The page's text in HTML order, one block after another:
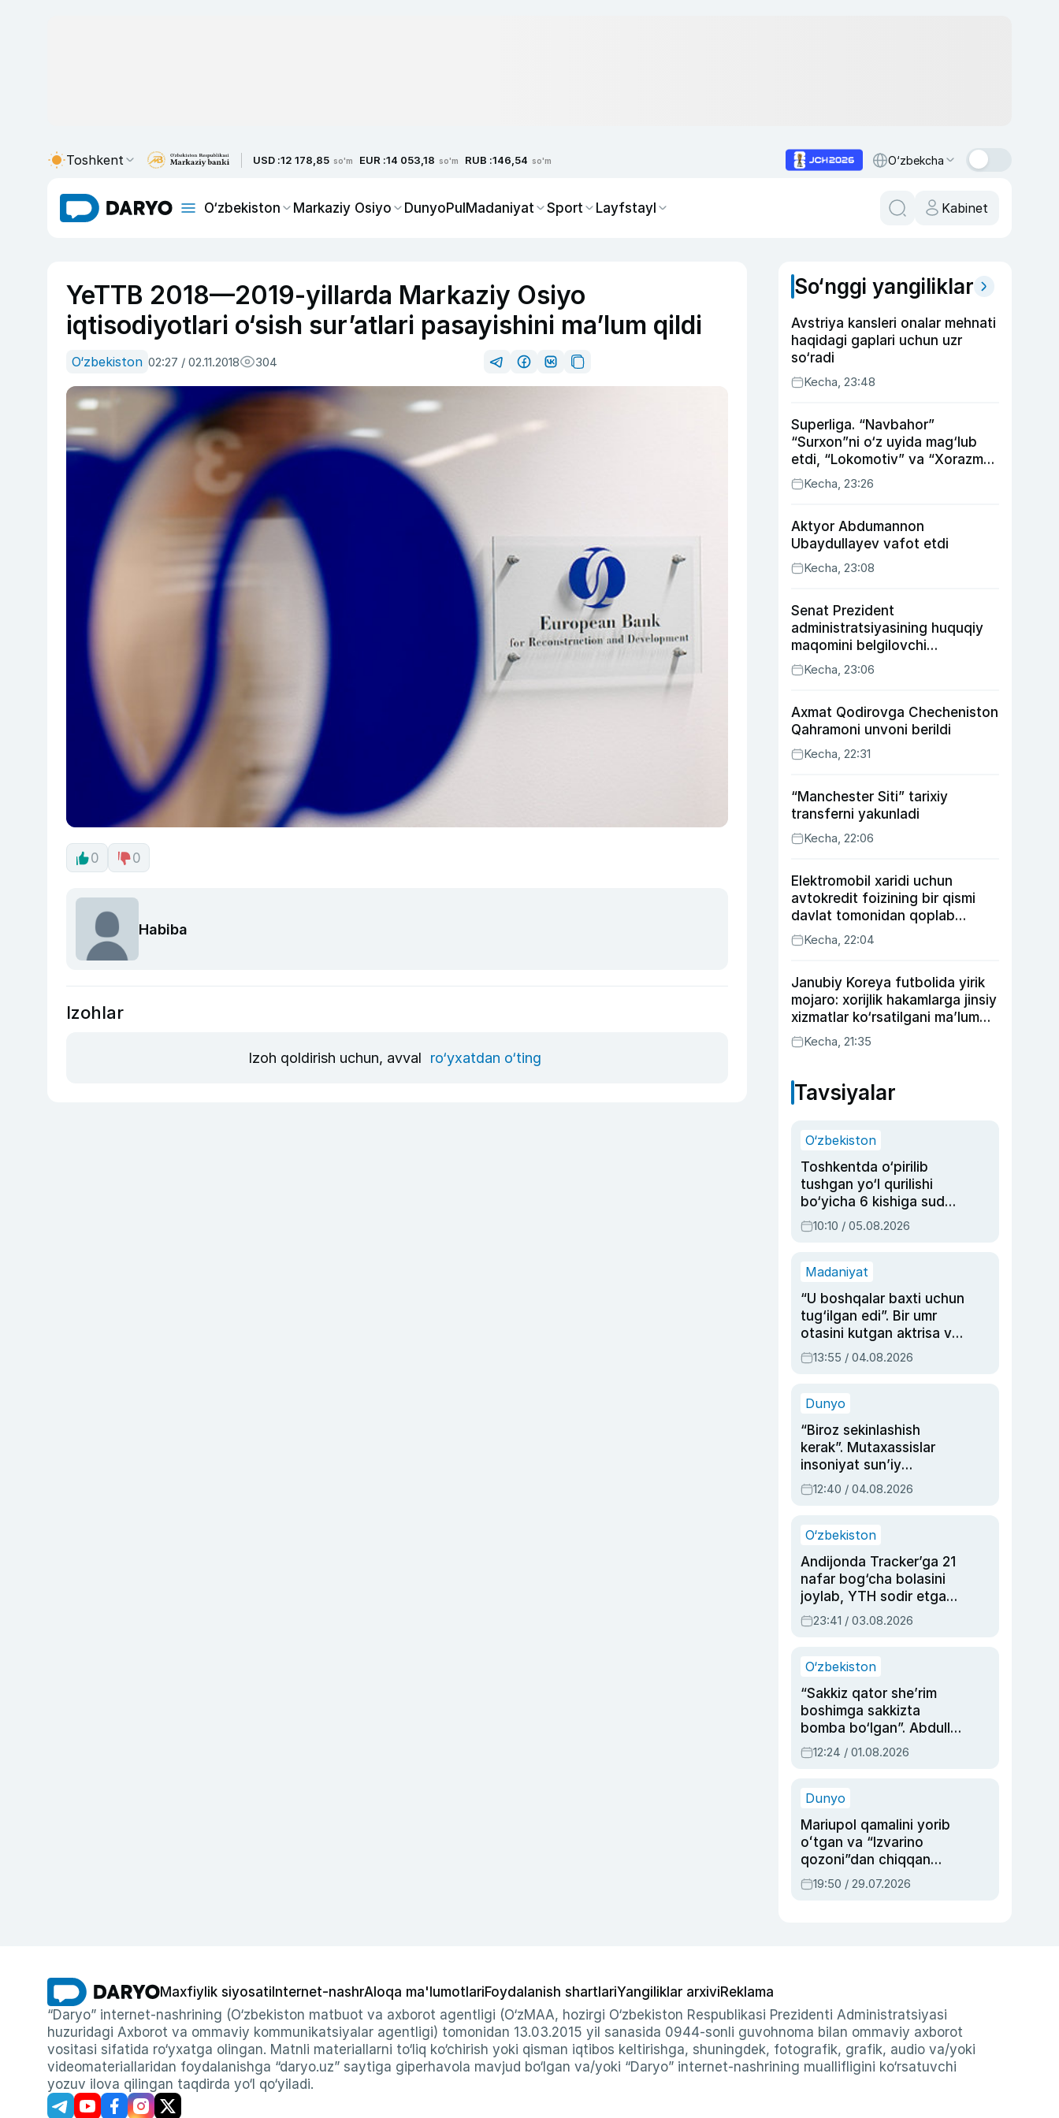
Toshkent USD :12 178,85 so'm EUR :14 053,18 so'm RUB :146,54 so'm O‘zbekcha
O‘zbekiston Markaziy Osiyo DunyoPulMadaniyat Sport Layfstayl Kabinet
YeTTB 2018—2019-yillarda Markaziy Osiyo
iqtisodiyotlari o‘sish sur’atlari pasayishini ma’lum qildi
O‘zbekiston 02:27 / 02.11.2018 304
0 0
Habiba
Izohlar
Izoh qoldirish uchun, avval ro‘yxatdan o‘ting
So‘nggi yangiliklar
Avstriya kansleri onalar mehnati
haqidagi gaplari uchun uzr
so‘radi
Kecha, 23:48
Superliga. “Navbahor”
“Surxon”ni o‘z uyida mag‘lub
etdi, “Lokomotiv” va “Xorazm”
uyda g‘alaba qozondi
Kecha, 23:26
Aktyor Abdu­mannon
Ubaydullayev vafot etdi
Kecha, 23:08
Senat Prezident
administratsiyasining huquqiy
maqomini belgilovchi
konstitutsiyaviy qonunni
ma’qulladi
Kecha, 23:06
Axmat Qodirovga Checheniston
Qahramoni unvoni berildi
Kecha, 22:31
“Manchester Siti” tarixiy
transferni yakunladi
Kecha, 22:06
Elektromobil xaridi uchun
avtokredit foizining bir qismi
davlat tomonidan qoplab
berilishi mumkin
Kecha, 22:04
Janubiy Koreya futbolida yirik
mojaro: xorijlik hakamlarga jinsiy
xizmatlar ko‘rsatilgani ma’lum
qilindi
Kecha, 21:35
Tavsiyalar
O‘zbekiston
Toshkentda o‘pirilib
tushgan yo‘l qurilishi
bo‘yicha 6 kishiga sud
hukmi o‘qildi
10:10 / 05.08.2026
Madaniyat
“U boshqalar baxti uchun
tug‘ilgan edi”. Bir umr
otasini kutgan aktrisa va
dublyaj ustasi Rimma
Ahmedovaning
13:55 / 04.08.2026
Dunyo
“Biroz sekinlashish
kerak”. Mutaxassislar
insoniyat sun’iy
intellektni boshqara
olmay qolishidan xavotir
12:40 / 04.08.2026
O‘zbekiston
Andijonda Tracker’ga 21
nafar bog‘cha bolasini
joylab, YTH sodir etgan
ayolga sud hukmi o‘qildi
23:41 / 03.08.2026
O‘zbekiston
“Sakkiz qator she’rim
boshimga sakkizta
bomba bo‘lgan”. Abdulla
Oripovni siyosiy
ayblovlardan asrab
12:24 / 01.08.2026
Dunyo
Mariupol qamalini yorib
oʻtgan va “Izvarino
qozoni”dan chiqqan
qahramon — Ukraina
armiyasi bosh
19:50 / 29.07.2026
Maxfiylik siyosati Internet-nashrAloqa ma'lumotlariFoydalanish shartlariYangiliklar arxiviReklama
“Daryo” internet-nashrining (O‘zbekiston matbuot va axborot agentligi (O‘zMAA, hozirgi O‘zbekiston Respublikasi Prezidenti Administratsiyasi
huzuridagi Axborot va ommaviy kommunikatsiyalar agentligi) tomonidan 13.03.2015 yil sanasida 0944-sonli guvohnoma bilan ommaviy axborot
vositasi sifatida ro‘yxatga olingan. Matnli materiallarni to‘liq ko‘chirish yoki qisman iqtibos keltirishga, shuningdek, fotografik, grafik, audio va/yoki
videomateriallaridan foydalanishga “daryo.uz” saytiga giperhavola mavjud bo‘lgan va/yoki “Daryo” internet-nashrining muallifligini ko‘rsatuvchi
yozuv ilova qilingan taqdirda yo‘l qo‘yiladi.